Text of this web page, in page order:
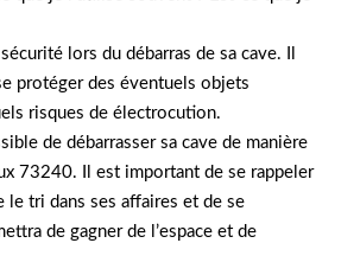
lors du débarras de sa cave. Il
protéger des éventuels objets
risques de électrocution.
de débarrasser sa cave de manière
73240. Il est important de se rappeler
le tri dans ses affaires et de se
de gagner de l’espace et de